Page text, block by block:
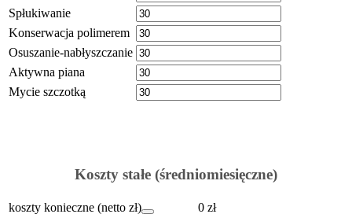
Spłukiwanie
Konserwacja polimerem
Osuszanie-nabłyszczanie
Aktywna piana
Mycie szczotką
Koszty stałe (średniomiesięczne)
koszty konieczne (netto zł) 0 zł